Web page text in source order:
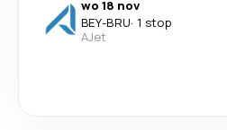
wo 18 nov
BEY-BRU· 1 stop
AJet